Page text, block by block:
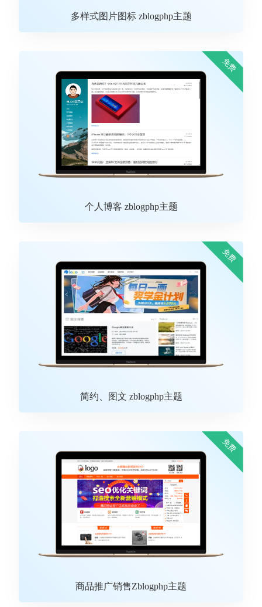
多样式图片图标 zblogphp主题
个人博客 zblogphp主题
免费
简约、图文 zblogphp主题
免费
商品推广销售Zblogphp主题
免费